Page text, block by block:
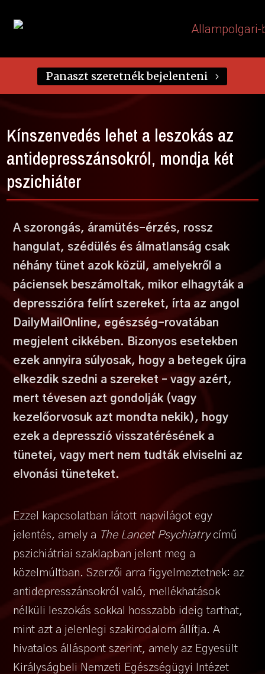
Panaszt szeretnék bejelenteni
Kínszenvedés lehet a leszokás az
antidepresszánsokról, mondja két
pszichiáter
A szorongás, áramütés-érzés, rossz
hangulat, szédülés és álmatlanság csak
néhány tünet azok közül, amelyekről a
páciensek beszámoltak, mikor elhagyták a
depresszióra felírt szereket, írta az angol
DailyMailOnline, egészség-rovatában
megjelent cikkében. Bizonyos esetekben
ezek annyira súlyosak, hogy a betegek újra
elkezdik szedni a szereket – vagy azért,
mert tévesen azt gondolják (vagy
kezelőorvosuk azt mondta nekik), hogy
ezek a depresszió visszatérésének a
tünetei, vagy mert nem tudták elviselni az
elvonási tüneteket.
Ezzel kapcsolatban látott napvilágot egy
jelentés, amely a The Lancet Psychiatrycímű
pszichiátriai szaklapban jelent meg a
közelmúltban. Szerzői arra figyelmeztetnek: az
antidepresszánsokról való, mellékhatások
nélküli leszokás sokkal hosszabb ideig tarthat,
mint azt a jelenlegi szakirodalom állítja. A
hivatalos álláspont szerint, amely az Egyesült
Királyságbeli Nemzeti Egészségügyi Intézet